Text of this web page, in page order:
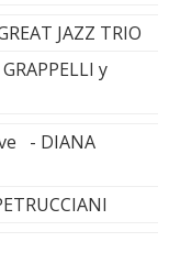
JAZZ TRIO
y
- DIANA